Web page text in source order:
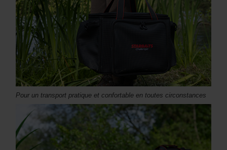
Pour un transport pratique et confortable en toutes circonstances